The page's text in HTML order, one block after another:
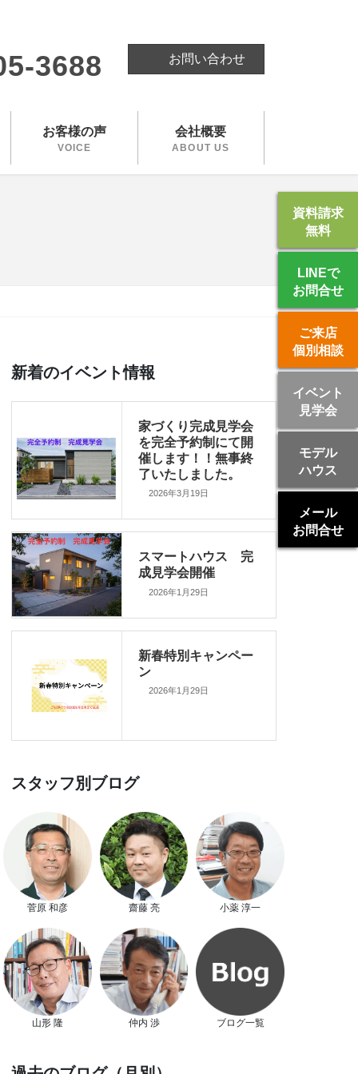
3688 お問い合わせ
お客様の声
VOICE
会社概要
ABOUT US
新着のイベント情報
家づくり完成見学会
を完全予約制にて開
催します！！無事終
了いたしました。
2026年3月19日
スマートハウス 完
成見学会開催
2026年1月29日
新春特別キャンペー
ン
2026年1月29日
スタッフ別ブログ
菅原 和彦 齋藤 亮 小薬 淳一
山形 隆 仲内 渉 ブログ一覧
資料請求
無料
LINEで
お問合せ
ご来店
個別相談
イベント
見学会
モデル
ハウス
メール
お問合せ